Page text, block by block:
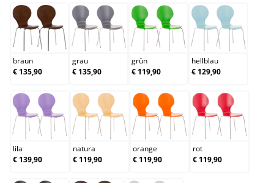
braun
braun
€ 135,90
grau
grau
€ 135,90
grün
grün
€ 119,90
hellblau
hellblau
€ 129,90
lila
lila
€ 139,90
natura
natura
€ 119,90
orange
orange
€ 119,90
rot
rot
€ 119,90